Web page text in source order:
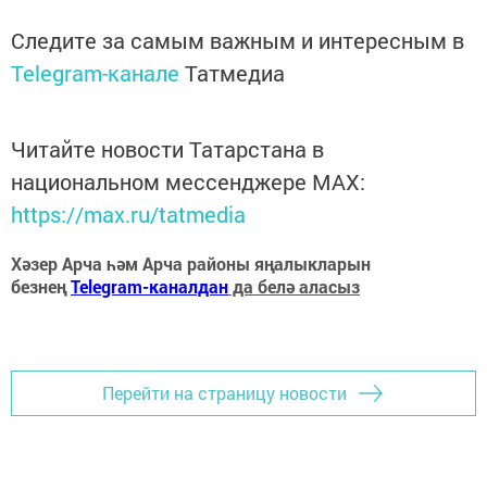
Следите за самым важным и интересным в
Telegram-канале Татмедиа
Читайте новости Татарстана в
национальном мессенджере MАХ:
https://max.ru/tatmedia
Хәзер Арча һәм Арча районы яңалыкларын
безнеңTelegram-каналданда белә аласыз
Перейти на страницу новости